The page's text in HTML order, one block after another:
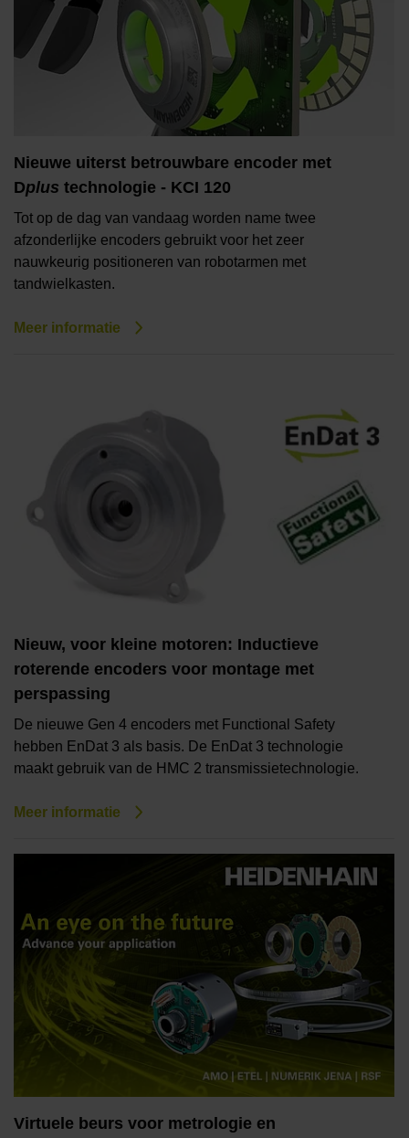
Nieuwe uiterst betrouwbare encoder met
Dplus technologie - KCI 120
Tot op de dag van vandaag worden name twee
afzonderlijke encoders gebruikt voor het zeer
nauwkeurig positioneren van robotarmen met
tandwielkasten.
Meer informatie
Nieuw, voor kleine motoren: Inductieve
roterende encoders voor montage met
perspassing
De nieuwe Gen 4 encoders met Functional Safety
hebben EnDat 3 als basis. De EnDat 3 technologie
maakt gebruik van de HMC 2 transmissietechnologie.
Meer informatie
Virtuele beurs voor metrologie en